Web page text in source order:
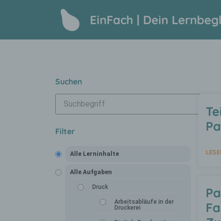
EinFach | Dein
Suchen
Filter
Alle Lerninhalte
Alle Aufgaben
Druck
Arbeitsabläufe in der
Druckerei